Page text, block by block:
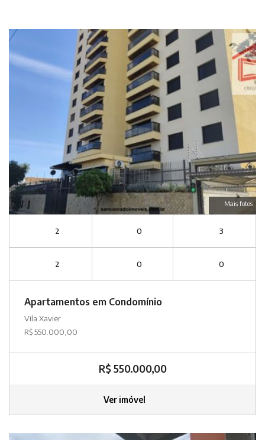
Mais fotos
2 0 3
2 0 0
Apartamentos em Condomínio
Vila Xavier
R$ 550.000,00
R$ 550.000,00
Ver imóvel